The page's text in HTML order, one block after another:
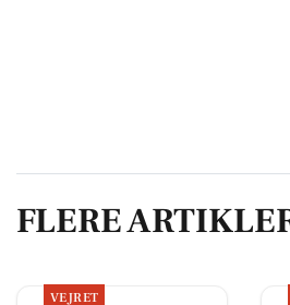
FLERE
VEJRET